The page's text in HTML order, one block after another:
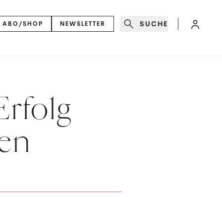
ABO/SHOP NEWSLETTER SUCHE